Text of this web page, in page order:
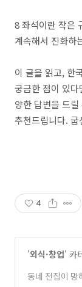
8 좌석이란 작은
계속해서 진화하
이 글을 읽고, 한
궁금한 점이 있
양한 답변을 드
추천드립니다. 굽
4
'외식·창업' 카
동네 전집이 망